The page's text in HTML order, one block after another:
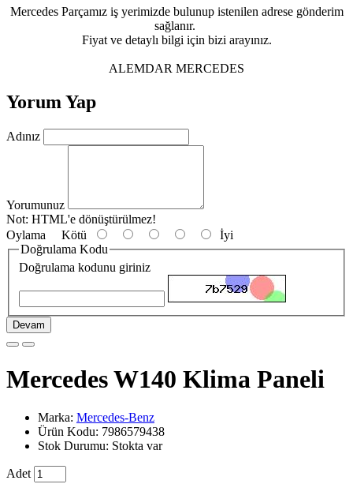
Mercedes Parçamız iş yerimizde bulunup istenilen adrese gönderim
sağlanır.
Fiyat ve detaylı bilgi için bizi arayınız.
ALEMDAR MERCEDES
Yorum Yap
Adınız
Yorumunuz
Not: HTML'e dönüştürülmez!
Oylama Kötü
İyi
Doğrulama Kodu
Doğrulama kodunu giriniz
Devam
Mercedes W140 Klima Paneli
Marka: Mercedes-Benz
Ürün Kodu: 7986579438
Stok Durumu: Stokta var
Adet